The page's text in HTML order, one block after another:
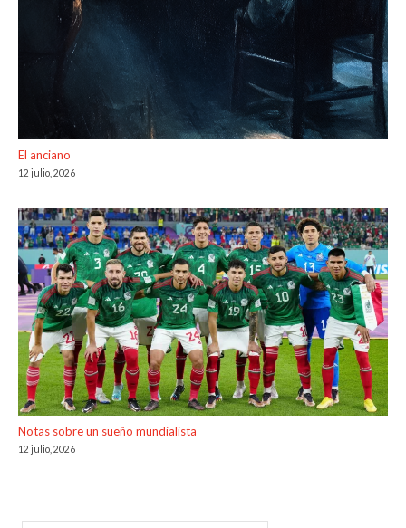
El anciano
12 julio, 2026
Notas sobre un sueño mundialista
12 julio, 2026